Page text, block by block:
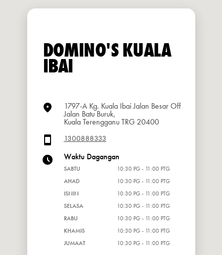
DOMINO'S KUALA
IBAI
1797-A Kg. Kuala Ibai Jalan Besar Off
Jalan Batu Buruk,
Kuala Terengganu TRG 20400
1300888333
Waktu Dagangan
SABTU
10:30 PG - 11:00 PTG
AHAD
10:30 PG - 11:00 PTG
ISNIN
10:30 PG - 11:00 PTG
SELASA
10:30 PG - 11:00 PTG
RABU
10:30 PG - 11:00 PTG
KHAMIS
10:30 PG - 11:00 PTG
JUMAAT
10:30 PG - 11:00 PTG